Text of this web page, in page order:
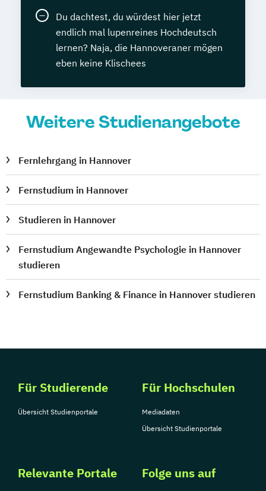
Du dachtest, du würdest hier jetzt
endlich mal lupenreines Hochdeutsch
lernen? Naja, die Hannoveraner mögen
eben keine Klischees
Weitere Studienangebote
Fernlehrgang in Hannover
Fernstudium in Hannover
Studieren in Hannover
Fernstudium Angewandte Psychologie in Hannover
studieren
Fernstudium Banking & Finance in Hannover studieren
Für Studierende
Übersicht Studienportale
Für Hochschulen
Mediadaten
Übersicht Studienportale
Relevante Portale Folge uns auf